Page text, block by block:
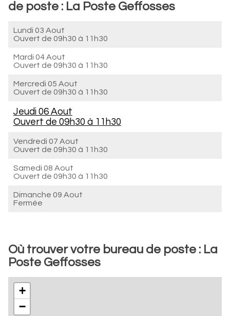
de poste : La Poste Geffosses
Lundi 03 Aout
Ouvert de 09h30 à 11h30
Mardi 04 Aout
Ouvert de 09h30 à 11h30
Mercredi 05 Aout
Ouvert de 09h30 à 11h30
Jeudi 06 Aout
Ouvert de 09h30 à 11h30
Vendredi 07 Aout
Ouvert de 09h30 à 11h30
Samedi 08 Aout
Ouvert de 09h30 à 11h30
Dimanche 09 Aout
Fermée
Où trouver votre bureau de poste : La
Poste Geffosses
+
−